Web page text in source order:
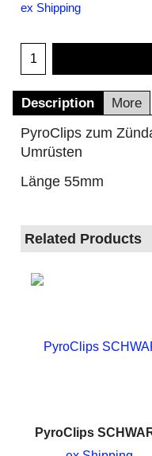
ex Shipping
Description More
PyroClips zum
Umrüsten
Länge 55mm
Related Products
PyroClips